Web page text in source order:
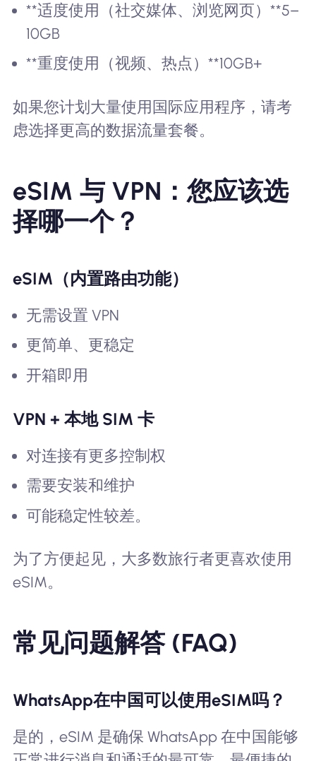
**适度使用（社交媒体、浏览网页）**5–
10GB
**重度使用（视频、热点）**10GB+
如果您计划大量使用国际应用程序，请考
虑选择更高的数据流量套餐。
eSIM 与 VPN：您应该选
择哪一个？
eSIM（内置路由功能）
无需设置 VPN
更简单、更稳定
开箱即用
VPN + 本地 SIM 卡
对连接有更多控制权
需要安装和维护
可能稳定性较差。
为了方便起见，大多数旅行者更喜欢使用
eSIM。
常见问题解答 (FAQ)
WhatsApp在中国可以使用eSIM吗？
是的，eSIM 是确保 WhatsApp 在中国能够